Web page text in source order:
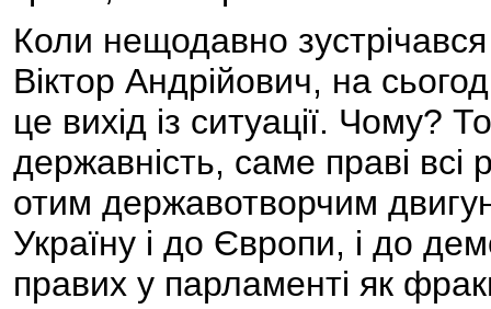
Коли нещодавно
Віктор Андрійович, на
це вихід із ситуації.
державність, саме праві всі
отим державотворчим
Україну і до Європи, і до
правих у парламенті як